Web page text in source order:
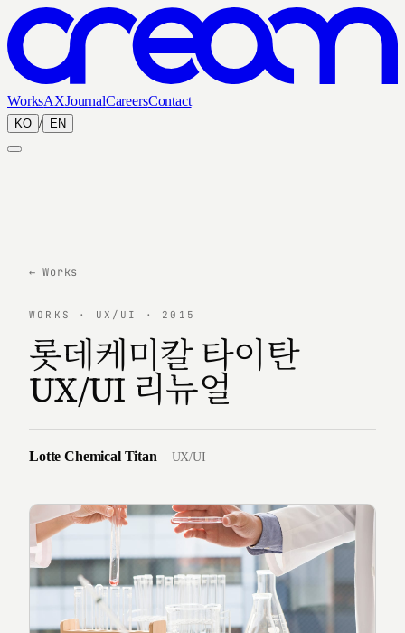
WorksAXJournalCareersContact
KO / EN
← Works
WORKS · UX/UI · 2015
롯데케미칼 타이탄
UX/UI 리뉴얼
Lotte Chemical Titan—UX/UI